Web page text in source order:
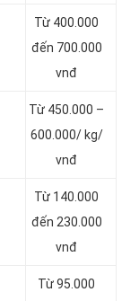
Từ 400.000
đến 700.000
vnđ
Từ 450.000 –
600.000/ kg/
vnđ
Từ 140.000
đến 230.000
vnđ
Từ 95.000